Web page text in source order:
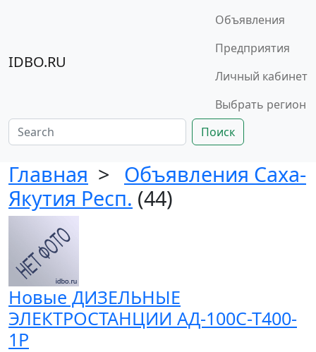
IDBO.RU
Объявления
Предприятия
Личный кабинет
Выбрать регион
Поиск
Главная > Объявления Саха-
Якутия Респ. (44)
Новые ДИЗЕЛЬНЫЕ
ЭЛЕКТРОСТАНЦИИ АД-100С-Т400-
1Р